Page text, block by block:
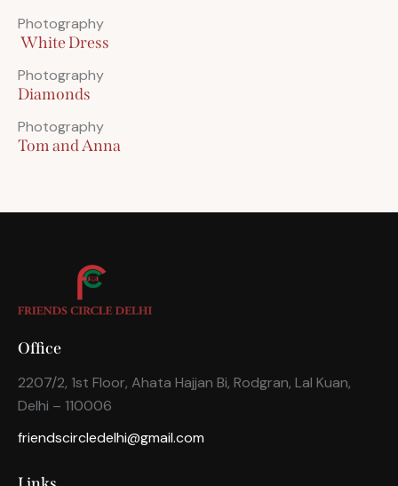
Photography
White Dress
Photography
Diamonds
Photography
Tom and Anna
Office
2207/2, 1st Floor, Ahata Hajjan Bi, Rodgran, Lal Kuan,
Delhi – 110006
friendscircledelhi@gmail.com